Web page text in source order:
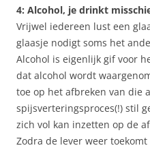
4: Alcohol, je drinkt
Vrijwel iedereen lust een
glaasje nodigt soms het
Alcohol is eigenlijk gif voor
dat alcohol wordt
toe op het afbreken van die
spijsverteringsproces(!) stil
zich vol kan inzetten op de
Zodra de lever weer